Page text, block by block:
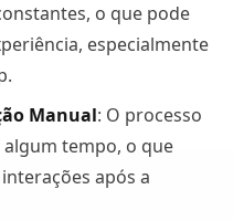
o que pode
especialmente
Manual: O processo
tempo, o que
após a